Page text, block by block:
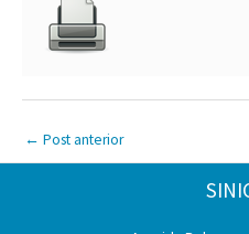
← Post anterior